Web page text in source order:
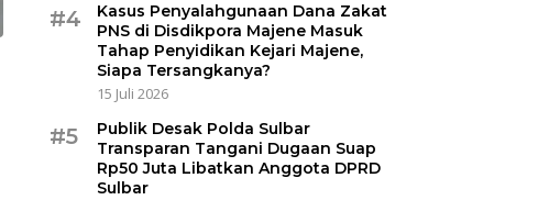
#4
Kasus Penyalahgunaan Dana Zakat
PNS di Disdikpora Majene Masuk
Tahap Penyidikan Kejari Majene,
Siapa Tersangkanya?
15 Juli 2026
#5
Publik Desak Polda Sulbar
Transparan Tangani Dugaan Suap
Rp50 Juta Libatkan Anggota DPRD
Sulbar